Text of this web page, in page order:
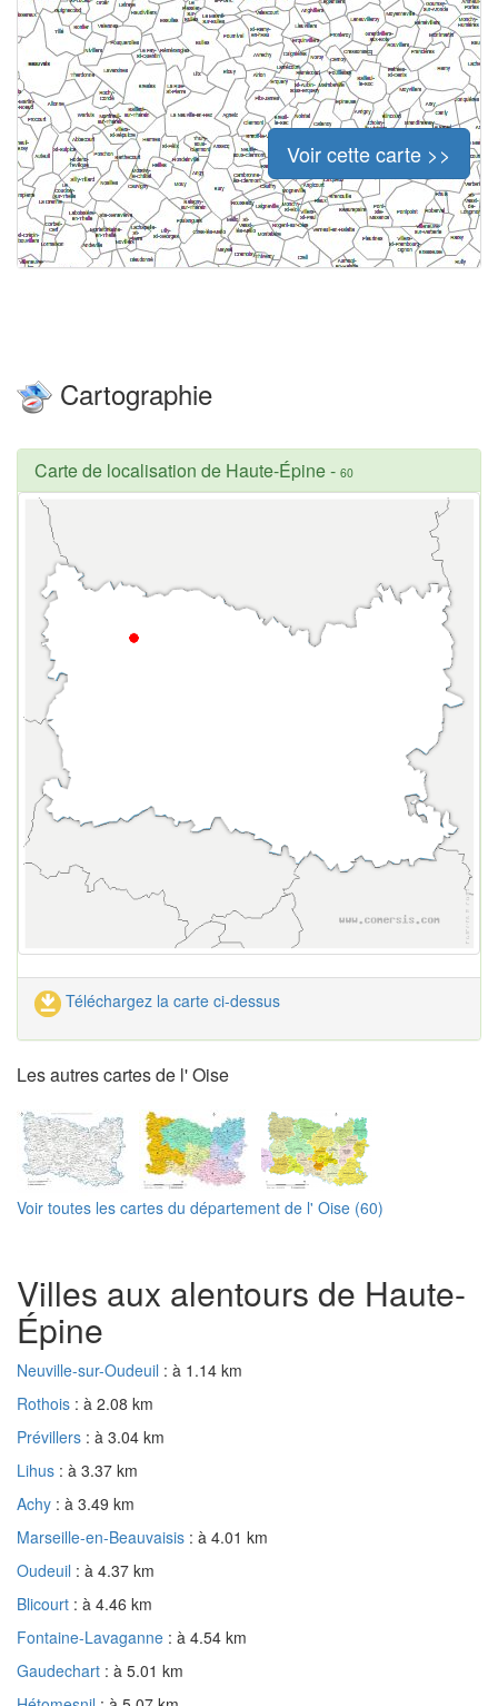
Voir cette carte >>
Cartographie
Carte de localisation de Haute-Épine- 60
Téléchargez la carte ci-dessus
Les autres cartes de l' Oise
Voir toutes les cartes du département de l' Oise (60)
Villes aux alentours de Haute-
Épine
Neuville-sur-Oudeuil : à 1.14 km
Rothois : à 2.08 km
Prévillers : à 3.04 km
Lihus : à 3.37 km
Achy : à 3.49 km
Marseille-en-Beauvaisis : à 4.01 km
Oudeuil : à 4.37 km
Blicourt : à 4.46 km
Fontaine-Lavaganne : à 4.54 km
Gaudechart : à 5.01 km